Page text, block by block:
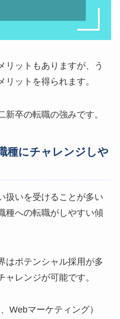
リットもありますが、う
リットを得られます。
新卒の転職の強みです。
種にチャレンジしや
扱いを受けることが多い
種への転職がしやすい傾
はポテンシャル採用が多
レンジが可能です。
Webマーケティング）